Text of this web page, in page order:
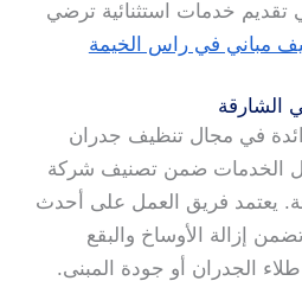
تقديم خدمات استثنائية ترضي
مباني في راس الخيمة
الشارقة
في مجال تنظيف جدران
الخدمات ضمن تصنيف شركة
يعتمد فريق العمل على أحدث
إزالة الأوساخ والبقع
طلاء الجدران أو جودة المبنى.